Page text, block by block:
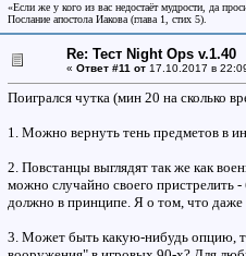
«Если же у кого из вас недостаёт мудрости, да
Послание апостола Иакова (глава 1, стих 5).
Re: Тест Night Ops v.1.40
« Ответ #11 от17.10.2017 в
Поигрался чутка (мин 20 на сколько
1. Можно вернуть тень предметов в
2. Повстанцы выглядят так же как
можно случайно своего пристрелить
должно в принципе. Я о том, что
3. Может быть какую-нибудь опцию,